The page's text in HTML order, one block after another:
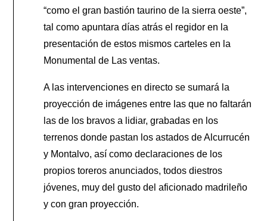
“como el gran bastión taurino de la sierra oeste”,
tal como apuntara días atrás el regidor en la
presentación de estos mismos carteles en la
Monumental de Las ventas.
A las intervenciones en directo se sumará la
proyección de imágenes entre las que no faltarán
las de los bravos a lidiar, grabadas en los
terrenos donde pastan los astados de Alcurrucén
y Montalvo, así como declaraciones de los
propios toreros anunciados, todos diestros
jóvenes, muy del gusto del aficionado madrileño
y con gran proyección.